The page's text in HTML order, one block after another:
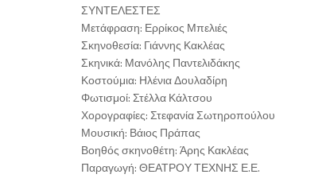
ΣΥΝΤΕΛΕΣΤΕΣ
Μετάφραση: Ερρίκος Μπελιές
Σκηνοθεσία: Γιάννης Κακλέας
Σκηνικά: Μανόλης Παντελιδάκης
Κοστούμια: Ηλένια Δουλαδίρη
Φωτισμοί: Στέλλα Κάλτσου
Χορογραφίες: Στεφανία Σωτηροπούλου
Μουσική: Βάιος Πράπας
Βοηθός σκηνοθέτη: Άρης Κακλέας
Παραγωγή: ΘΕΑΤΡΟΥ ΤΕΧΝΗΣ Ε.Ε.